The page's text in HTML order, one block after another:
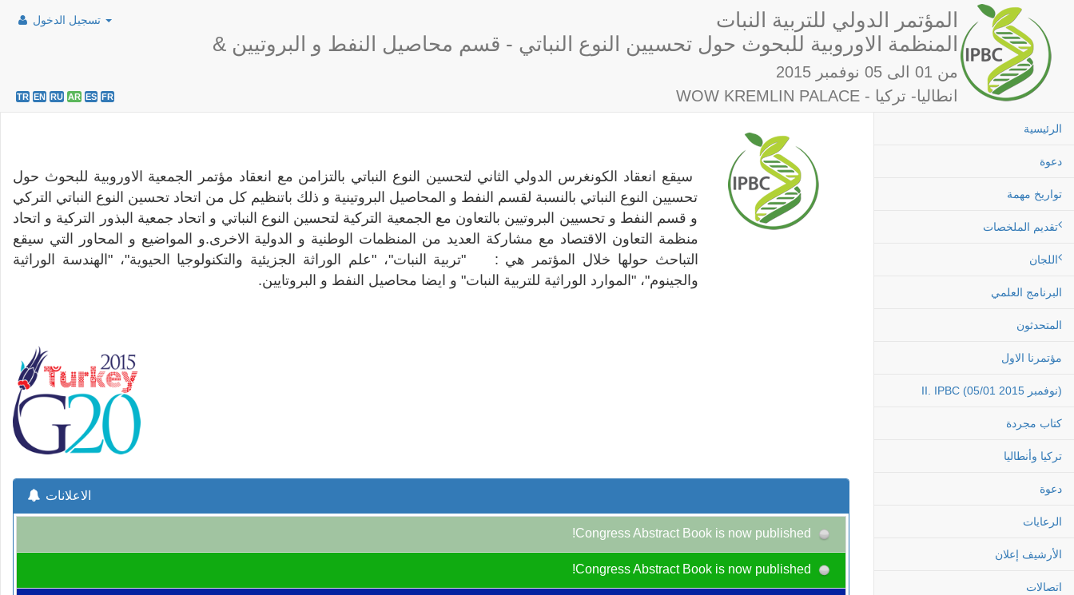
المؤتمر الدولي للتربية النبات
& المنظمة الاوروبية للبحوث حول تحسيين النوع النباتي - قسم محاصيل النفط و البروتيين
من 01 الى 05 نوفمبر 2015
WOW KREMLIN PALACE - انطاليا- تركيا
TR EN RU AR ES FR
الرئيسية
دعوة
تواريخ مهمة
تقديم الملخصات
اللجان
البرنامج العلمي
المتحدثون
مؤتمرنا الاول
II. IPBC (05/01 نوفمبر 2015)
كتاب مجردة
تركيا وأنطاليا
دعوة
الرعايات
الأرشيف إعلان
اتصالات
سيقع انعقاد الكونغرس الدولي الثاني لتحسين النوع النباتي بالتزامن مع انعقاد مؤتمر الجمعية الاوروبية للبحوث حول
تحسيين النوع النباتي بالنسبة لقسم النفط و المحاصيل البروتينية و ذلك باتنظيم كل من اتحاد تحسين النوع النباتي التركي
و قسم النفط و تحسيين البروتيين بالتعاون مع الجمعية التركية لتحسين النوع النباتي و اتحاد جمعية البذور التركية و اتحاد
منظمة التعاون الاقتصاد مع مشاركة العديد من المنظمات الوطنية و الدولية الاخرى.و المواضيع و المحاور التي سيقع
التباحث حولها خلال المؤتمر هي : "تربية النبات"، "علم الوراثة الجزيئية والتكنولوجيا الحيوية"، "الهندسة الوراثية
والجينوم"، "الموارد الوراثية للتربية النبات" و ايضا محاصيل النفط و البروتايين.
الاعلانات